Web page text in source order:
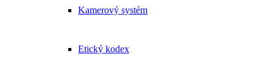
Kamerový systém
Etický kodex